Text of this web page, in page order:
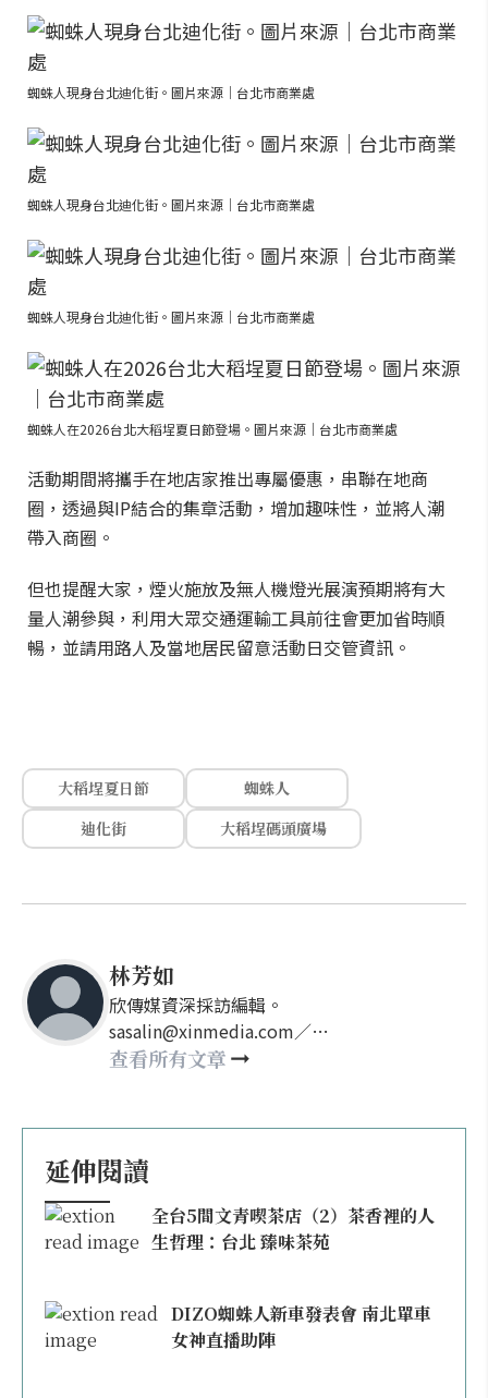
蜘蛛人現身台北迪化街。圖片來源｜台北市商業處
蜘蛛人現身台北迪化街。圖片來源｜台北市商業處
蜘蛛人現身台北迪化街。圖片來源｜台北市商業處
蜘蛛人在2026台北大稻埕夏日節登場。圖片來源｜台北市商業處
活動期間將攜手在地店家推出專屬優惠，串聯在地商
圈，透過與IP結合的集章活動，增加趣味性，並將人潮
帶入商圈。
但也提醒大家，煙火施放及無人機燈光展演預期將有大
量人潮參與，利用大眾交通運輸工具前往會更加省時順
暢，並請用路人及當地居民留意活動日交管資訊。
大稻埕夏日節
蜘蛛人
迪化街
大稻埕碼頭廣場
林芳如
欣傳媒資深採訪編輯。
sasalin@xinmedia.com／
happy21917@gmail.com
查看所有文章
延伸閱讀
全台5間文青喫茶店（2）茶香裡的人
生哲理：台北 臻味茶苑
DIZO蜘蛛人新車發表會 南北單車
女神直播助陣